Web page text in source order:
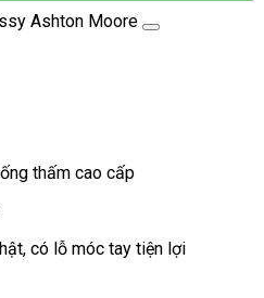
Ashton Moore
thấm cao cấp
có lỗ móc tay tiện lợi